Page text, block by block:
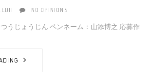
NO OPINIONS
つうじょうじん ペンネーム：山添博之 応募作